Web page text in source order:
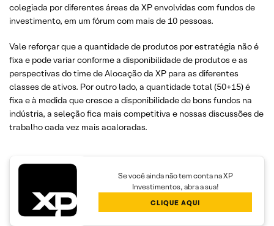
colegiada por diferentes áreas da XP envolvidas com fundos de
investimento, em um fórum com mais de 10 pessoas.
Vale reforçar que a quantidade de produtos por estratégia não é
fixa e pode variar conforme a disponibilidade de produtos e as
perspectivas do time de Alocação da XP para as diferentes
classes de ativos. Por outro lado, a quantidade total (50+15) é
fixa e à medida que cresce a disponibilidade de bons fundos na
indústria, a seleção fica mais competitiva e nossas discussões de
trabalho cada vez mais acaloradas.
Se você ainda não tem conta na XP
Investimentos, abra a sua!
CLIQUE AQUI